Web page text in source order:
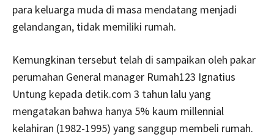
para keluarga muda di masa mendatang menjadi
gelandangan, tidak memiliki rumah.
Kemungkinan tersebut telah di sampaikan oleh pakar
perumahan General manager Rumah123 Ignatius
Untung kepada detik.com 3 tahun lalu yang
mengatakan bahwa hanya 5% kaum millennial
kelahiran (1982-1995) yang sanggup membeli rumah.